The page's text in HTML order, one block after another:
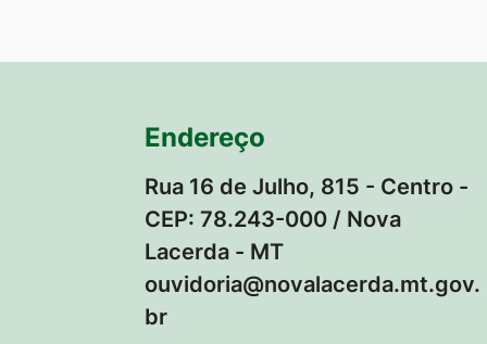
Endereço
Rua 16 de Julho, 815 - Centro -
CEP: 78.243-000 / Nova
Lacerda - MT
ouvidoria@novalacerda.mt.gov.
br